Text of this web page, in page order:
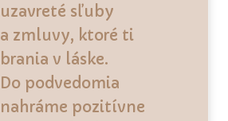
uzavreté sľuby
a zmluvy, ktoré ti
brania v láske.
Do podvedomia
nahráme pozitívne